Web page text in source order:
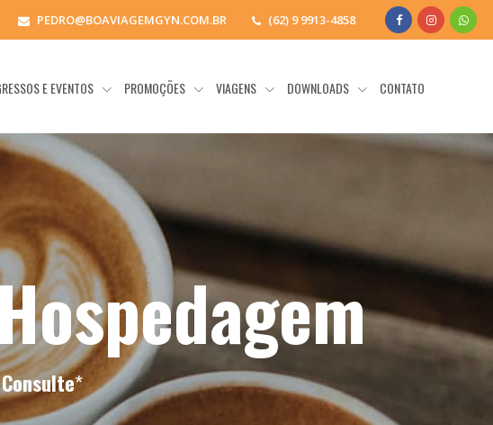
PEDRO@BOAVIAGEMGYN.COM.BR (62) 9 9913-4858
E EVENTOS PROMOÇÕES VIAGENS DOWNLOADS CONTATO
Consulte*